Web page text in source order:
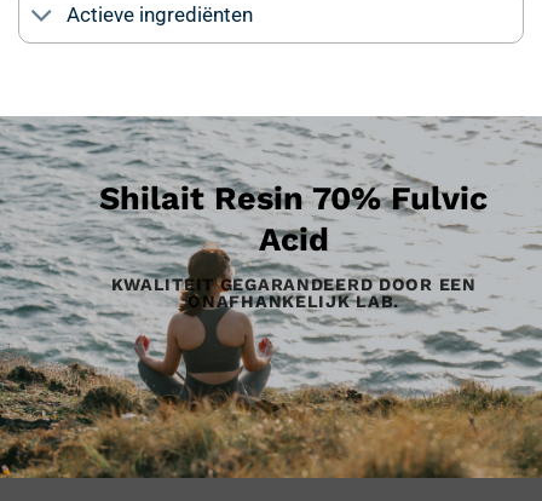
Actieve ingrediënten
Shilait Resin 70% Fulvic
Acid
KWALITEIT GEGARANDEERD DOOR EEN
ONAFHANKELIJK LAB.